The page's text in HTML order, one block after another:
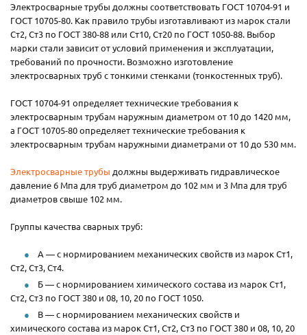
Электросварные трубы должны соответствовать ГОСТ 10704-91 и
ГОСТ 10705-80. Как правило трубы изготавливают из марок стали
Ст2, Ст3 по ГОСТ 380-88 или Ст10, Ст20 по ГОСТ 1050-88. Выбор
марки стали зависит от условий применения и эксплуатации,
требований по прочности. Возможно изготовление
электросварных труб с тонкими стенками (тонкостенных труб).
ГОСТ 10704-91 определяет технические требования к
электросварным трубам наружным диаметром от 10 до 1420 мм,
а ГОСТ 10705-80 определяет технические требования к
электросварным трубам наружными диаметрами от 10 до 530 мм.
Электросварные трубы должны выдерживать гидравлическое
давление 6 Мпа для труб диаметром до 102 мм и 3 Мпа для труб
диаметров свыше 102 мм.
Группы качества сварных труб:
А — с нормированием механических свойств из марок Ст1,
Ст2, Ст3, Ст4.
Б — с нормированием химического состава из марок Ст1,
Ст2, Ст3 по ГОСТ 380 и 08, 10, 20 по ГОСТ 1050.
В — с нормированием механических свойств и
химического состава из марок Ст1, Ст2, Ст3 по ГОСТ 380 и 08, 10, 20